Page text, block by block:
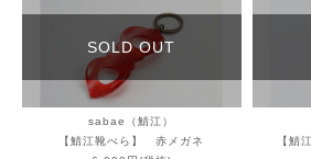
SOLD OUT
sabae（鯖江）
【鯖江靴べら】 赤メガネ
【鯖